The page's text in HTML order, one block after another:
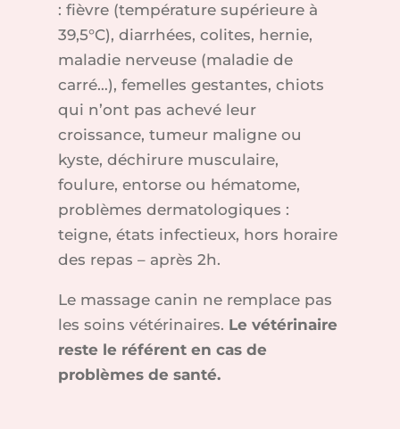
: fièvre (température supérieure à
39,5°C), diarrhées, colites, hernie,
maladie nerveuse (maladie de
carré…), femelles gestantes, chiots
qui n’ont pas achevé leur
croissance, tumeur maligne ou
kyste, déchirure musculaire,
foulure, entorse ou hématome,
problèmes dermatologiques :
teigne, états infectieux, hors horaire
des repas – après 2h.
Le massage canin ne remplace pas
les soins vétérinaires. Le vétérinaire
reste le référent en cas de
problèmes de santé.